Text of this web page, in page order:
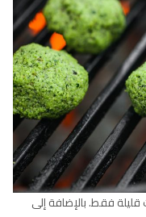
فقط. بالإضافة إلى